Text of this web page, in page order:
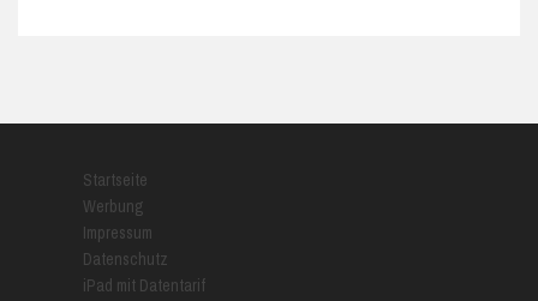
Startseite
Werbung
Impressum
Datenschutz
iPad mit Datentarif